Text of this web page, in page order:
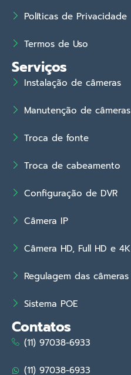
Políticas de Privacidade
Termos de Uso
Serviços
Instalação de câmeras
Manutenção de câmeras
Troca de fonte
Troca de cabeamento
Configuração de DVR
Câmera IP
Câmera HD, Full HD e 4K
Regulagem das câmeras
Sistema POE
Contatos
(11) 97038-6933
(11) 97038-6933